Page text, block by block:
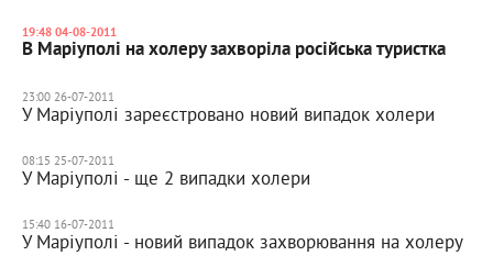
19:48 04-08-2011
В Маріуполі на холеру захворіла російська туристка
23:00 26-07-2011
У Маріуполі зареєстровано новий випадок холери
08:15 25-07-2011
У Маріуполі - ще 2 випадки холери
15:40 16-07-2011
У Маріуполі - новий випадок захворювання на холеру